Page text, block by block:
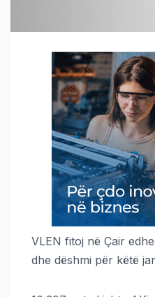
VLEN fitoj në Çair
dhe dëshmi për këtë